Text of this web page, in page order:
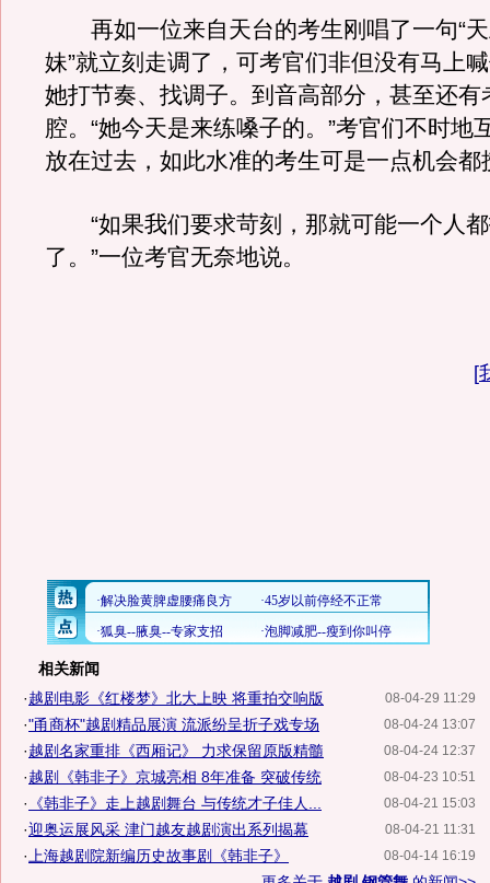
再如一位来自天台的考生刚唱了一句“天
妹”就立刻走调了，可考官们非但没有马上
她打节奏、找调子。到音高部分，甚至还有
腔。“她今天是来练嗓子的。”考官们不时地
放在过去，如此水准的考生可是一点机会都
“如果我们要求苛刻，那就可能一个人
了。”一位考官无奈地说。
[
相关新闻
08-04-29 11:29
·越剧电影《红楼梦》北大上映 将重拍交响版
08-04-24 13:07
·"甬商杯"越剧精品展演 流派纷呈折子戏专场
08-04-24 12:37
·越剧名家重排《西厢记》 力求保留原版精髓
08-04-23 10:51
·越剧《韩非子》京城亮相 8年准备 突破传统
08-04-21 15:03
· 《韩非子》走上越剧舞台 与传统才子佳人...
08-04-21 11:31
·迎奥运展风采 津门越友越剧演出系列揭幕
08-04-14 16:19
· 上海越剧院新编历史故事剧《韩非子》